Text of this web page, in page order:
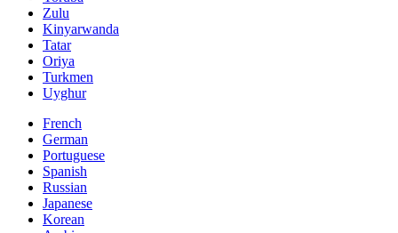
Zulu
Kinyarwanda
Tatar
Oriya
Turkmen
Uyghur
French
German
Portuguese
Spanish
Russian
Japanese
Korean